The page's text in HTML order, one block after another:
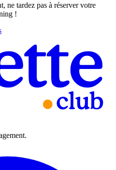
ne tardez pas à réserver votre
!